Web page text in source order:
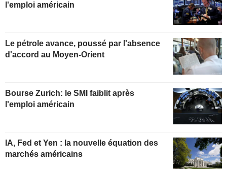
l'emploi américain
Le pétrole avance, poussé par l'absence
d'accord au Moyen-Orient
Bourse Zurich: le SMI faiblit après
l'emploi américain
IA, Fed et Yen : la nouvelle équation des
marchés américains